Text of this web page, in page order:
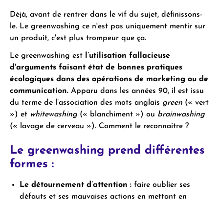
Déjà, avant de rentrer dans le vif du sujet, définissons-
le. Le greenwashing ce n'est pas uniquement mentir sur
un produit, c'est plus trompeur que ça.
Le greenwashing est l’utilisation fallacieuse
d'arguments faisant état de bonnes pratiques
écologiques dans des opérations de marketing ou de
communication. Apparu dans les années 90, il est issu
du terme de l’association des mots anglais green (« vert
») et whitewashing (« blanchiment ») ou brainwashing
(« lavage de cerveau »). Comment le reconnaitre ?
Le greenwashing prend différentes
formes :
Le détournement d’attention : faire oublier ses
défauts et ses mauvaises actions en mettant en